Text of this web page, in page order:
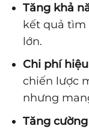
Tăng khả
kết quả tìm
lớn.
Chi phí
chiến lược
nhưng
Tăng